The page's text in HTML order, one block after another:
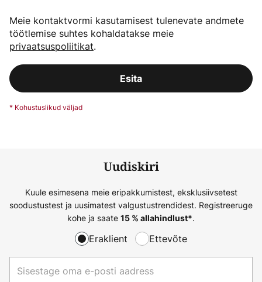
Meie kontaktvormi kasutamisest tulenevate andmete
töötlemise suhtes kohaldatakse meie
privaatsuspoliitikat.
Esita
Uudiskiri
Kuule esimesena meie eripakkumistest, eksklusiivsetest
soodustustest ja uusimatest valgustustrendidest. Registreeruge
kohe ja saate 15 % allahindlust*.
Eraklient Ettevõte